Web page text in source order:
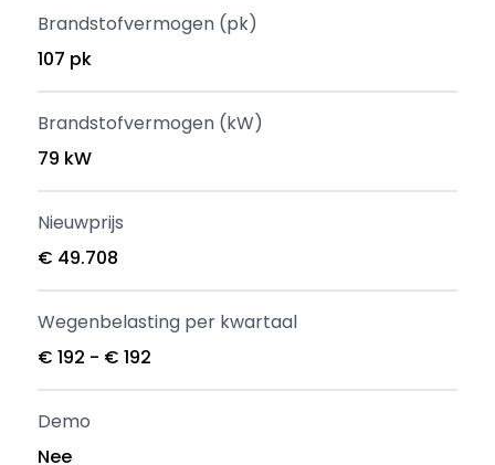
Brandstofvermogen (pk)
107 pk
Brandstofvermogen (kW)
79 kW
Nieuwprijs
€ 49.708
Wegenbelasting per kwartaal
€ 192 - € 192
Demo
Nee